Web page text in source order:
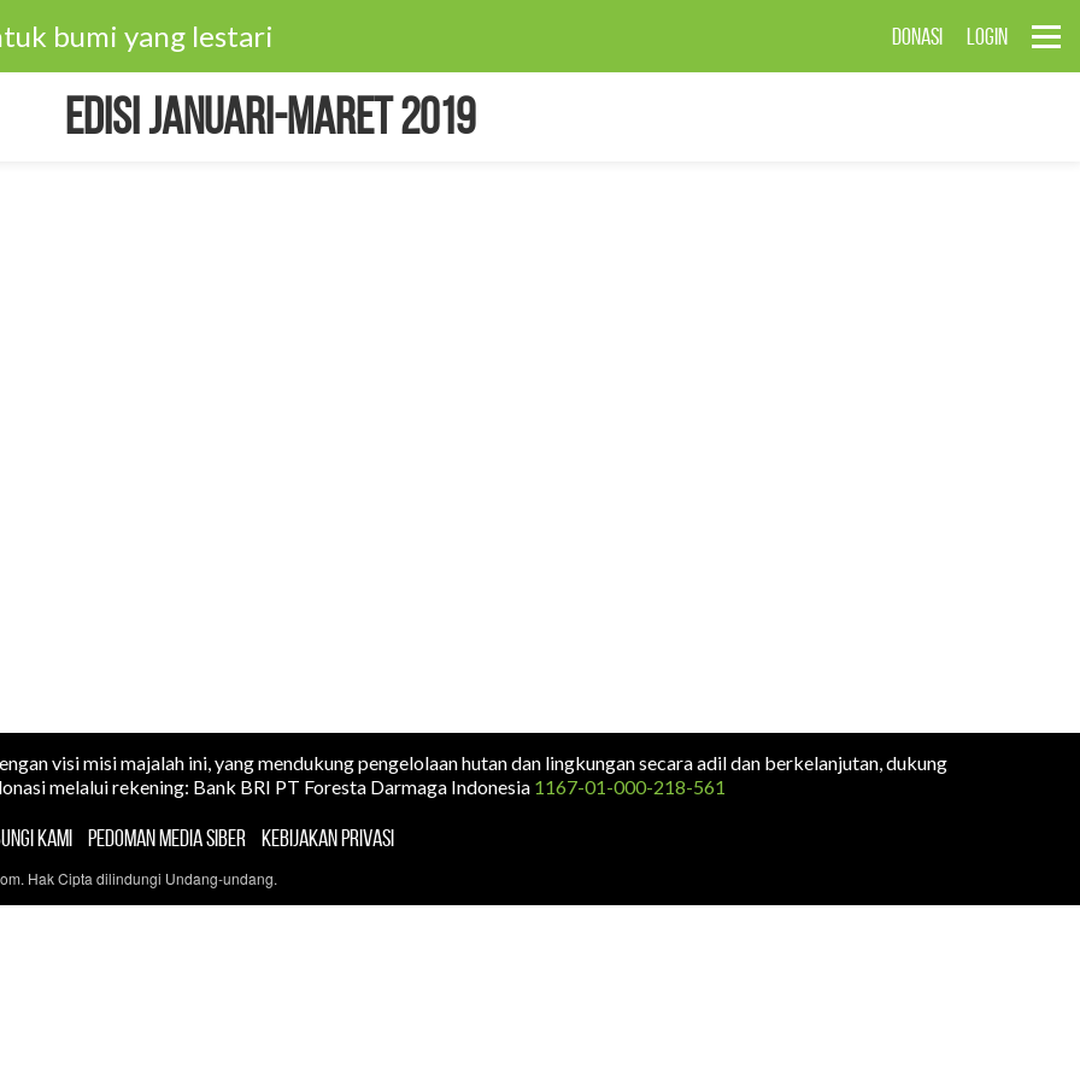
bumi yang lestari DONASI LOGIN
Edisi Januari-Maret 2019
visi misi majalah ini, yang mendukung pengelolaan hutan dan lingkungan secara adil dan berkelanjutan, dukung
melalui rekening: Bank BRI PT Foresta Darmaga Indonesia 1167-01-000-218-561
KAMI PEDOMAN MEDIA SIBER KEBIJAKAN PRIVASI
Hak Cipta dilindungi Undang-undang.